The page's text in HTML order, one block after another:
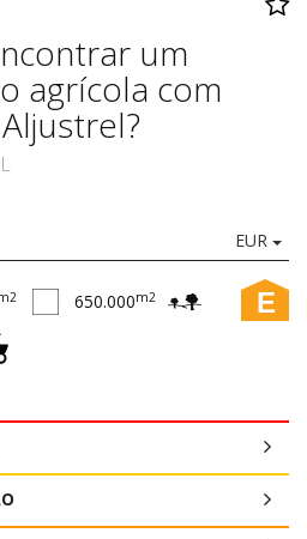
um
agrícola com
EUR
E
650.000m2